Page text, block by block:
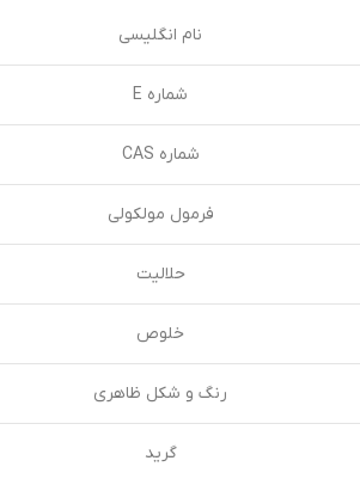
نام انگلیسی
شماره E
شماره CAS
فرمول مولکولی
حلالیت
خلوص
رنگ و شکل ظاهری
گرید